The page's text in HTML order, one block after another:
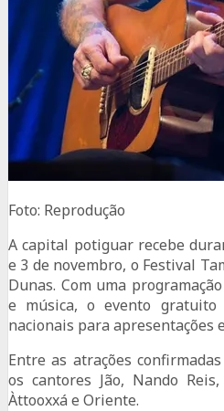
Foto: Reprodução
A capital potiguar recebe
e 3 de novembro, o Festival
Dunas. Com uma
e música, o evento gratuito
nacionais para apresentações
Entre as atrações
os cantores Jão, Nando
Àttooxxá e Oriente.